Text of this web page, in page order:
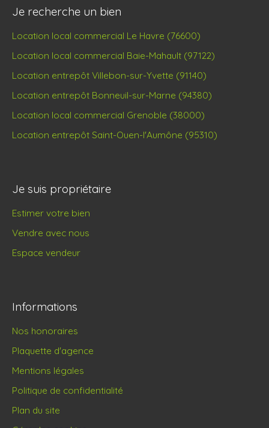
Je recherche un bien
Location local commercial Le Havre (76600)
Location local commercial Baie-Mahault (97122)
Location entrepôt Villebon-sur-Yvette (91140)
Location entrepôt Bonneuil-sur-Marne (94380)
Location local commercial Grenoble (38000)
Location entrepôt Saint-Ouen-l'Aumône (95310)
Je suis propriétaire
Estimer votre bien
Vendre avec nous
Espace vendeur
Informations
Nos honoraires
Plaquette d'agence
Mentions légales
Politique de confidentialité
Plan du site